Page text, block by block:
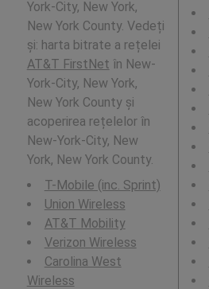
York-City, New York,
New York County. Vedeți
și: harta bitrate a rețelei
AT&T FirstNet în New-
York-City, New York,
New York County și
acoperirea rețelelor în
New-York-City, New
York, New York County.
T-Mobile (inc. Sprint)
Union Wireless
AT&T Mobility
Verizon Wireless
Carolina West
Wireless